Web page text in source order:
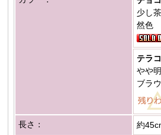
少し
然色
テラ
やや
ブラ
長さ： 約